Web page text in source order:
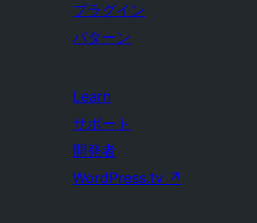
プラグイン
パターン
Learn
サポート
開発者
WordPress.tv ↗